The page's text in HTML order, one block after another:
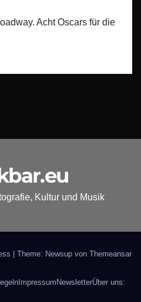
Acht Oscars für die
Kultur und Musik
Theme: Newsup von Themeansar
Impressum NewsletterÜber uns: